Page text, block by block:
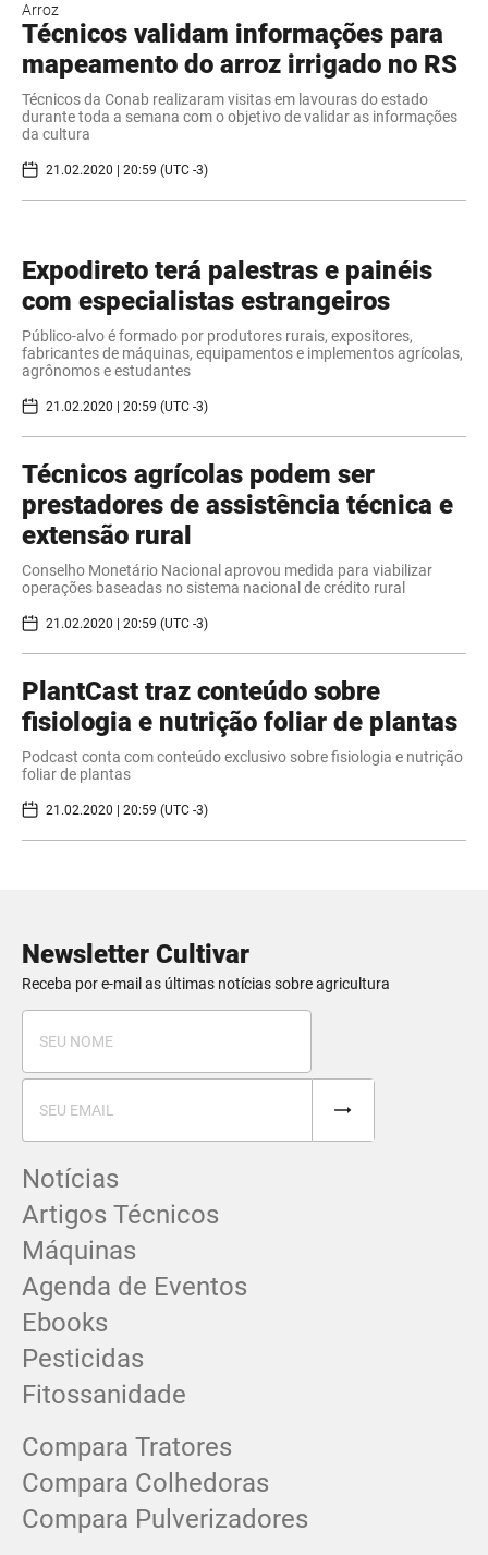
Arroz
Técnicos validam informações para
mapeamento do arroz irrigado no RS
Técnicos da Conab realizaram visitas em lavouras do estado
durante toda a semana com o objetivo de validar as informações
da cultura
21.02.2020 | 20:59 (UTC -3)
Expodireto terá palestras e painéis
com especialistas estrangeiros
Público-alvo é formado por produtores rurais, expositores,
fabricantes de máquinas, equipamentos e implementos agrícolas,
agrônomos e estudantes
21.02.2020 | 20:59 (UTC -3)
Técnicos agrícolas podem ser
prestadores de assistência técnica e
extensão rural
Conselho Monetário Nacional aprovou medida para viabilizar
operações baseadas no sistema nacional de crédito rural
21.02.2020 | 20:59 (UTC -3)
PlantCast traz conteúdo sobre
fisiologia e nutrição foliar de plantas
Podcast conta com conteúdo exclusivo sobre fisiologia e nutrição
foliar de plantas
21.02.2020 | 20:59 (UTC -3)
Newsletter Cultivar
Receba por e-mail as últimas notícias sobre agricultura
Notícias
Artigos Técnicos
Máquinas
Agenda de Eventos
Ebooks
Pesticidas
Fitossanidade
Compara Tratores
Compara Colhedoras
Compara Pulverizadores